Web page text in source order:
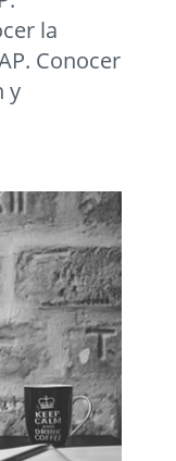
la
Conocer
y